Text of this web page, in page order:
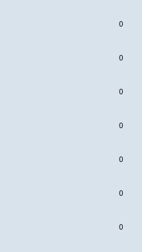
0
0
0
0
0
0
0